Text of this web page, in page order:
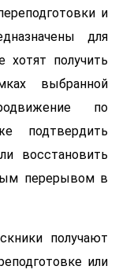
и
для
хотят получить
выбранной
по
подтвердить
восстановить
перерывом в
получают
или